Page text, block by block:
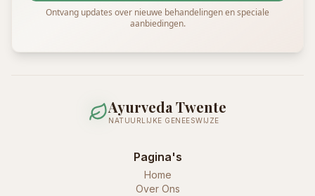
Ontvang updates over nieuwe behandelingen en speciale
aanbiedingen.
Ayurveda Twente
NATUURLIJKE GENEESWIJZE
Pagina's
Home
Over Ons